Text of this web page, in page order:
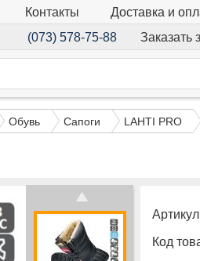
Контакты Доставка и
(073) 578-75-88 Заказать
Обувь Сапоги LAHTI PRO
Код